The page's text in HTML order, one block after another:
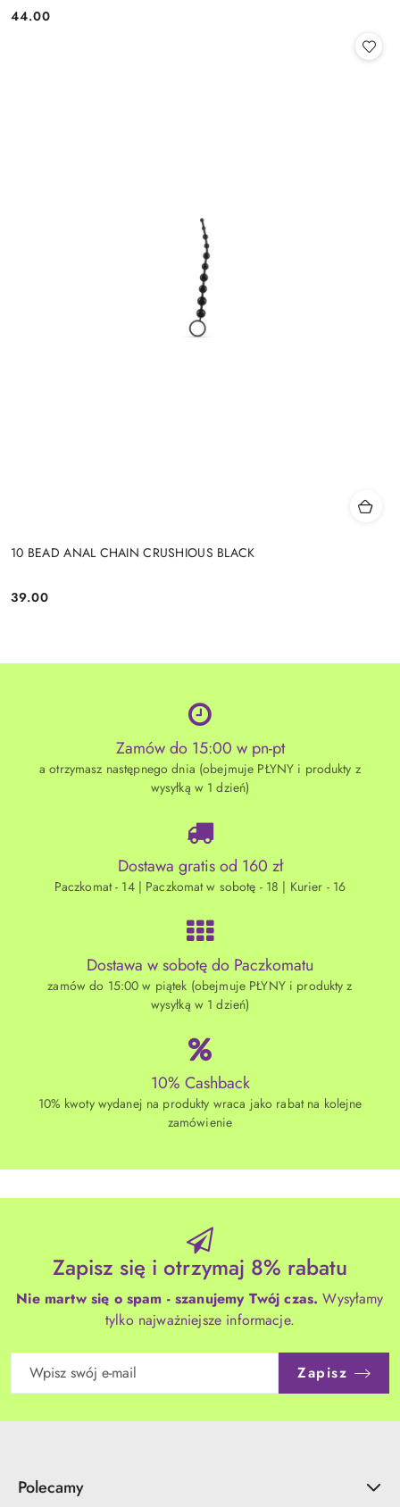
Cena:
44.00
10 BEAD ANAL CHAIN CRUSHIOUS BLACK
Cena:
39.00
Zamów do 15:00 w pn-pt
a otrzymasz następnego dnia (obejmuje PŁYNY i produkty z
wysyłką w 1 dzień)
Dostawa gratis od 160 zł
Paczkomat - 14 | Paczkomat w sobotę - 18 | Kurier - 16
Dostawa w sobotę do Paczkomatu
zamów do 15:00 w piątek (obejmuje PŁYNY i produkty z
wysyłką w 1 dzień)
10% Cashback
10% kwoty wydanej na produkty wraca jako rabat na kolejne
zamówienie
Zapisz się i otrzymaj 8% rabatu
Nie martw się o spam - szanujemy Twój czas. Wysyłamy
tylko najważniejsze informacje.
Zapisz
Polecamy